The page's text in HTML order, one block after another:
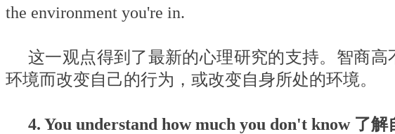
the environment you're in.
这一观点得到了最新的心理研究的支持。智商
环境而改变自己的行为，或改变自身所处的环境。
4. You understand how much you don't know 了解